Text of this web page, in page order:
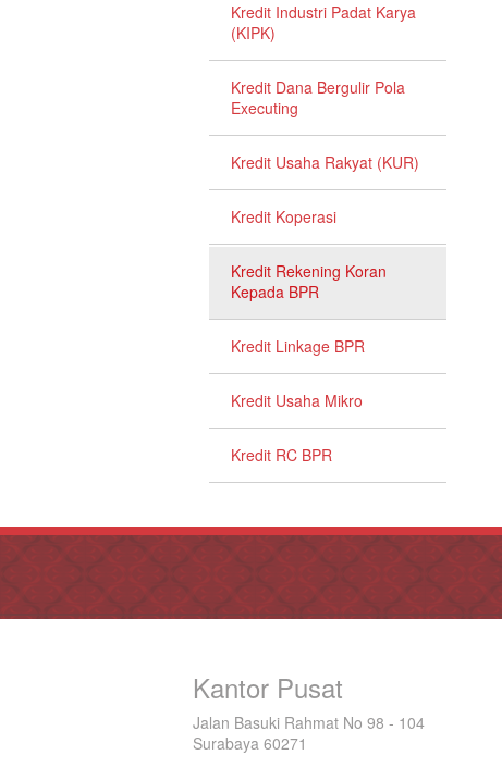
Kredit Industri Padat Karya
(KIPK)
Kredit Dana Bergulir Pola
Executing
Kredit Usaha Rakyat (KUR)
Kredit Koperasi
Kredit Rekening Koran
Kepada BPR
Kredit Linkage BPR
Kredit Usaha Mikro
Kredit RC BPR
Kantor Pusat
Jalan Basuki Rahmat No 98 - 104
Surabaya 60271